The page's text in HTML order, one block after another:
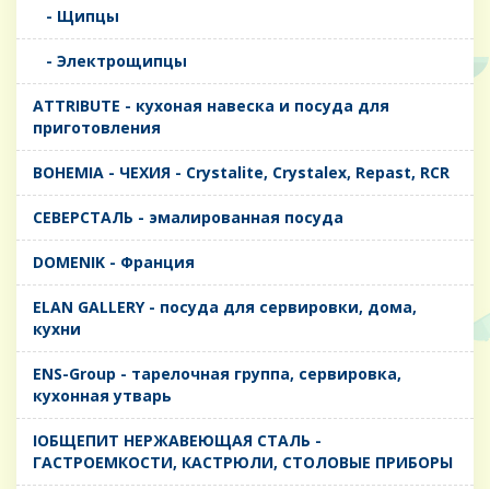
- Щипцы
- Электрощипцы
ATTRIBUTE - кухоная навеска и посуда для
приготовления
BOHEMIA - ЧЕХИЯ - Crystalite, Crystalex, Repast, RCR
CЕВЕРСТАЛЬ - эмалированная посуда
DOMENIK - Франция
ELAN GALLERY - посуда для сервировки, дома,
кухни
ENS-Group - тарелочная группа, сервировка,
кухонная утварь
IОБЩЕПИТ НЕРЖАВЕЮЩАЯ СТАЛЬ -
ГАСТРОЕМКОСТИ, КАСТРЮЛИ, СТОЛОВЫЕ ПРИБОРЫ